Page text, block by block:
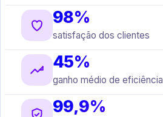
98%
satisfação dos clientes
45%
ganho médio de eficiência
99,9%